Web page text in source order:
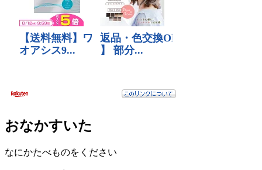
おなかすいた
なにかたべものをください